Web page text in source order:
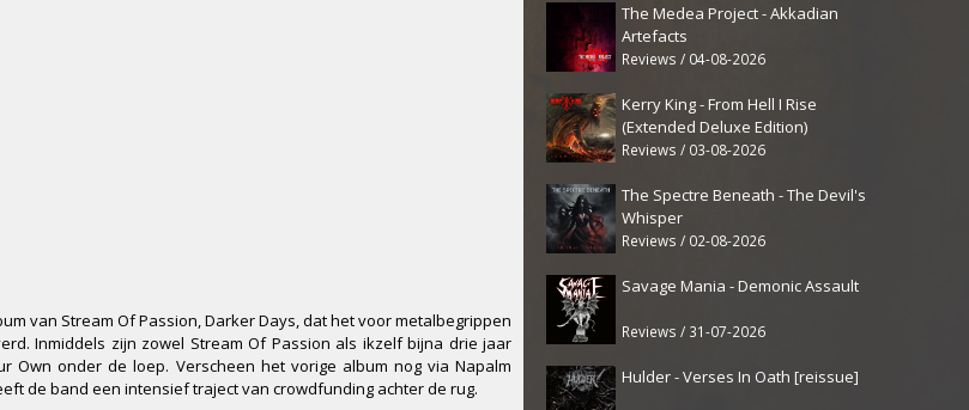
The Medea Project - Akkadian
Artefacts
Reviews / 04-08-2026
Kerry King - From Hell I Rise
(Extended Deluxe Edition)
Reviews / 03-08-2026
The Spectre Beneath - The Devil's
Whisper
Reviews / 02-08-2026
Savage Mania - Demonic Assault
Reviews / 31-07-2026
Hulder - Verses In Oath [reissue]
van Stream Of Passion, Darker Days, dat het voor metalbegrippen
Inmiddels zijn zowel Stream Of Passion als ikzelf bijna drie jaar
onder de loep. Verscheen het vorige album nog via Napalm
de band een intensief traject van crowdfunding achter de rug.